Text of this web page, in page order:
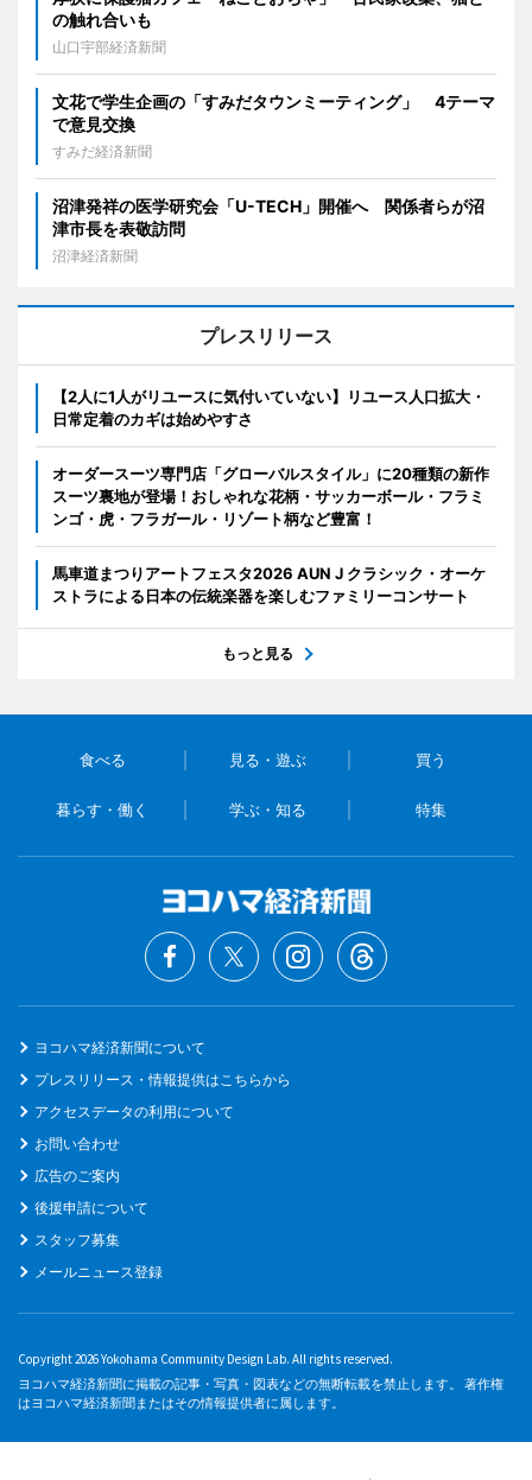
の触れ合いも
山口宇部経済新聞
文花で学生企画の「すみだタウンミーティング」 4テーマ
で意見交換
すみだ経済新聞
沼津発祥の医学研究会「U-TECH」開催へ 関係者らが沼
津市長を表敬訪問
沼津経済新聞
プレスリリース
【2人に1人がリユースに気付いていない】リユース人口拡大・
日常定着のカギは始めやすさ
オーダースーツ専門店「グローバルスタイル」に20種類の新作
スーツ裏地が登場！おしゃれな花柄・サッカーボール・フラミ
ンゴ・虎・フラガール・リゾート柄など豊富！
馬車道まつりアートフェスタ2026 AUN J クラシック・オーケ
ストラによる日本の伝統楽器を楽しむファミリーコンサート
もっと見る
食べる 見る・遊ぶ 買う
暮らす・働く 学ぶ・知る 特集
ヨコハマ経済新聞について
プレスリリース・情報提供はこちらから
アクセスデータの利用について
お問い合わせ
広告のご案内
後援申請について
スタッフ募集
メールニュース登録
Copyright 2026 Yokohama Community Design Lab. All rights reserved.
ヨコハマ経済新聞に掲載の記事・写真・図表などの無断転載を禁止します。 著作権
はヨコハマ経済新聞またはその情報提供者に属します。